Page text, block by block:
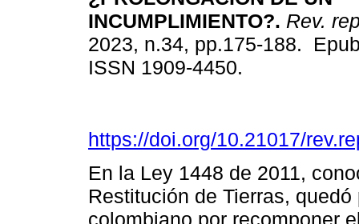
INCUMPLIMIENTO?. Rev.
2023, n.34, pp.175-188.
ISSN 1909-4450.
https://doi.org/10.21017/
En la Ley 1448 de 2011,
Restitución de Tierras,
colombiano por recomponer